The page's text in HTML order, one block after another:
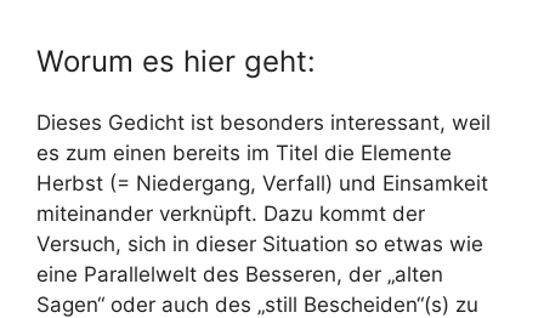
Worum es hier geht:
Dieses Gedicht ist besonders interessant, weil
es zum einen bereits im Titel die Elemente
Herbst (= Niedergang, Verfall) und Einsamkeit
miteinander verknüpft. Dazu kommt der
Versuch, sich in dieser Situation so etwas wie
eine Parallelwelt des Besseren, der „alten
Sagen“ oder auch des „still Bescheiden“(s) zu